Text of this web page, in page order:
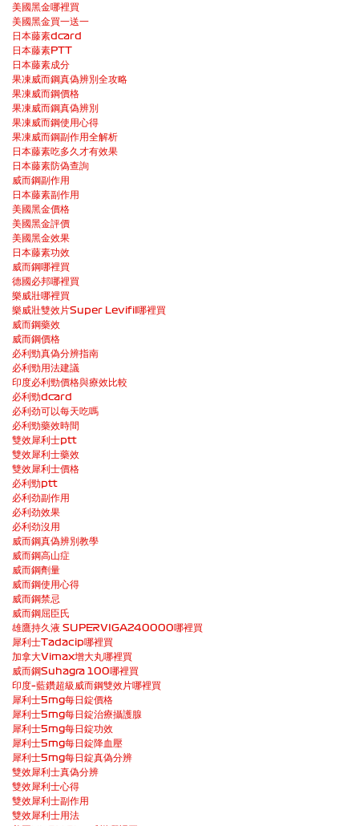
美國黑金哪裡買
美國黑金買一送一
日本藤素dcard
日本藤素PTT
日本藤素成分
果凍威而鋼真偽辨別全攻略
果凍威而鋼價格
果凍威而鋼真偽辨別
果凍威而鋼使用心得
果凍威而鋼副作用全解析
日本藤素吃多久才有效果
日本藤素防偽查詢
威而鋼副作用
日本藤素副作用
美國黑金價格
美國黑金評價
美國黑金效果
日本藤素功效
威而鋼哪裡買
德國必邦哪裡買
樂威壯哪裡買
樂威壯雙效片Super Levifil哪裡買
威而鋼藥效
威而鋼價格
必利勁真偽分辨指南
必利勁用法建議
印度必利勁價格與療效比較
必利勁dcard
必利劲可以每天吃嗎
必利勁藥效時間
雙效犀利士ptt
雙效犀利士藥效
雙效犀利士價格
必利勁ptt
必利劲副作用
必利劲效果
必利劲沒用
威而鋼真偽辨別教學
威而鋼高山症
威而鋼劑量
威而鋼使用心得
威而鋼禁忌
威而鋼屈臣氏
雄鷹持久液 SUPERVIGA240000哪裡買
犀利士Tadacip哪裡買
加拿大Vimax增大丸哪裡買
威而鋼Suhagra 100哪裡買
印度–藍鑽超級威而鋼雙效片哪裡買
犀利士5mg每日錠價格
犀利士5mg每日錠治療攝護腺
犀利士5mg每日錠功效
犀利士5mg每日錠降血壓
犀利士5mg每日錠真偽分辨
雙效犀利士真偽分辨
雙效犀利士心得
雙效犀利士副作用
雙效犀利士用法